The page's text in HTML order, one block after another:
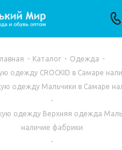
- Каталог - Одежда -
одежду CROCKID в Самаре
одежду Мальчики в Самаре
-
одежду Верхняя одежда
наличие фабрики
-